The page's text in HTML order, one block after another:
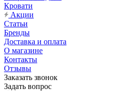
Кровати
Акции
Статьи
Бренды
Доставка и оплата
О магазине
Контакты
Отзывы
Заказать звонок
Задать вопрос